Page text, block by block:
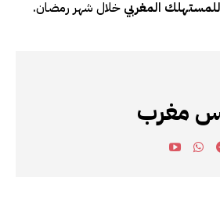
المغربي خلال شهر رمضان.
مغرب